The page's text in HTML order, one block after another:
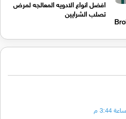
افضل انواع الادويه المعالجه لمرض
تصلب الشرايين